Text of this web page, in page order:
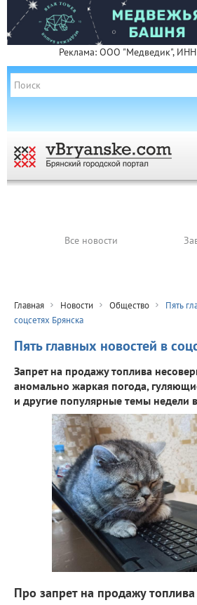
Реклама: ООО "Медведик",
Все новости
Главная Новости Общество
Пять
соцсетях Брянска
Пять главных новостей в
Запрет на продажу топлива
аномально жаркая погода,
и другие популярные темы недели
Про запрет на продажу топлива